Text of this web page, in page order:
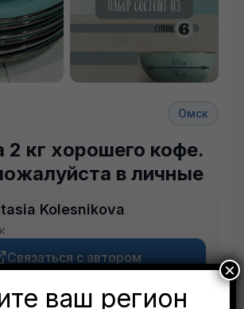
Омск
2 кг хорошего кофе.
в личные
Kolesnikova
Связаться с автором
ваш регион
×